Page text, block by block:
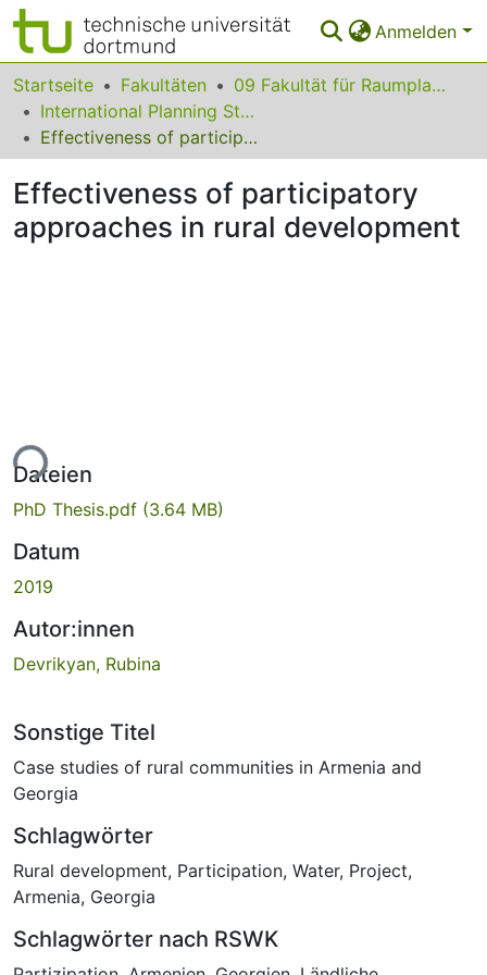
Anmelden
Bereiche & Sammlungen
Das gesamte Repositorium
Startseite Fakultäten
09 Fakultät für Raumplanung
International Planning Studies
Effectiveness of participatory approaches in rural development
Effectiveness of participatory
approaches in rural development
Dateien
PhD Thesis.pdf (3.64 MB)
Datum
2019
Autor:innen
Devrikyan, Rubina
Sonstige Titel
Case studies of rural communities in Armenia and
Georgia
Schlagwörter
Rural development, Participation, Water, Project,
Armenia, Georgia
Schlagwörter nach RSWK